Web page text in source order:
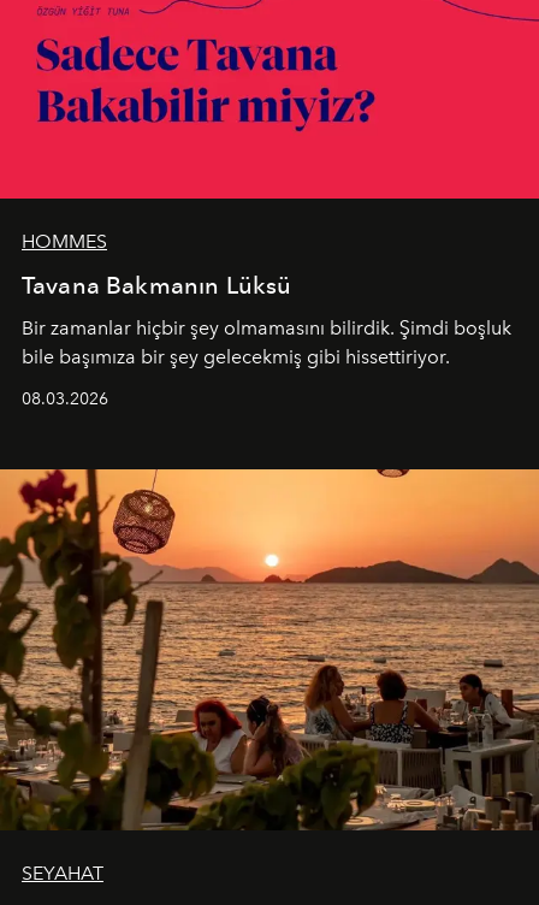
HOMMES
Tavana Bakmanın Lüksü
Bir zamanlar hiçbir şey olmamasını bilirdik. Şimdi boşluk
bile başımıza bir şey gelecekmiş gibi hissettiriyor.
08.03.2026
SEYAHAT